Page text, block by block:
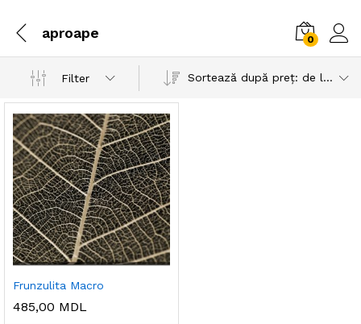
aproape 0
Filter Sortează după preț: de la mare la mic
Frunzulita Macro
485,00 MDL